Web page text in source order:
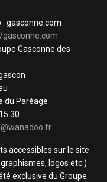
: gasconne.com
gasconne.com
Gasconne des
du Paréage
30
accessibles sur le site
logos etc.)
exclusive du Groupe